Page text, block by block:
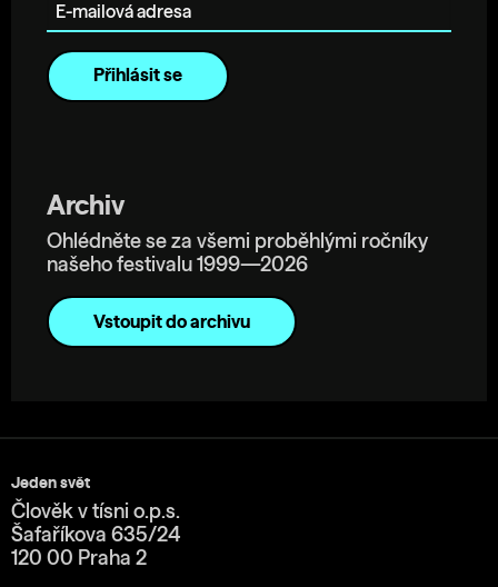
Archiv
Ohlédněte se za všemi proběhlými ročníky
našeho festivalu 1999—2026
Vstoupit do archivu
Jeden svět
Člověk v tísni o.p.s.
Šafaříkova 635/24
120 00 Praha 2